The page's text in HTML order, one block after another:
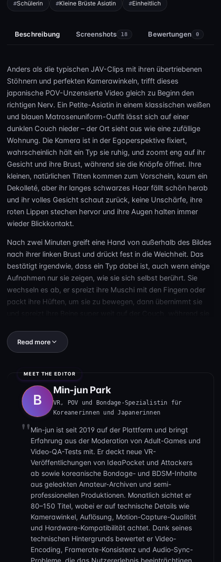
Schülerin Kleine Brüste Asiatin Einheitlich
Beschreibung Screenshots 18 Bewertungen 0
Anders als die typischen JAV-Clips mit ihren übertriebenen
Stöhnern und perfekten Kamerawinkeln, trifft dieses
japanische POV-Unzensierte Video gleich zu Beginn den
richtigen Nerv. Ein Petite-Asiatin in einem klassischen weißen
und blauen Matrosenuniform-Outfit lässt sich auf einer
dunklen Couch nieder – der Ort sieht aus wie eine zufällige
Wohnung. Die Kamera ist in der Egoperspektive fixiert,
wahrscheinlich hält ein Typ sie ruhig, und zoomt eng auf ihr
Gesicht und ihre Brust, während sie die Knöpfe öffnet. Ihre
kleinen, natürlichen Titten kommen zum Vorschein, kaum ein
Dekolleté, aber ihr langes schwarzes Haar fällt schön herab
und ihr volles Gesicht schaut zurück, keine Unschärfe, ihre
roten Lippen stechen hervor und ihre Augen halten immer
wieder Blickkontakt.
Nach zwei Minuten greift eine Hand von außerhalb des Bildes
nach ihrer linken Brust und drückt fest in die Weichheit. Das
bestätigt irgendwie, dass ein Typ dabei ist, auch wenn einige
Aufnahmen nur sie zeigen, wie sie sich selbst berührt. Sie
wechseln es ab, er spreizt ihre Muschi mit den Fingern oder
packt ihre Hüften, um sie zu bewegen, dann übernimmt sie
Knarren vom Sofa, was die Bewegung noch echter wirken
lässt.
hochgeschoben oder das Oberteil am Hals verknotet, was
diesen Schulmädchen-Cosplay-Look mit echter Amateur-
Energie mischt. Ehrlich gesagt, schlägt es das
überproduzierte Studio-Zeug. Das Licht ist ungleichmäßig,
manchmal wirken die Aufnahmen handgehalten, was diesem
Nampa-Pickup-Rohheit verleiht, die einen reinzieht.
Bei der 8-Minuten-Marke zieht sie ihr Höschen bis zu den
Oberschenkeln und beginnt, ihre Muschi zu fingern, während
der Typ die Kamera für eine bessere Sicht justiert. Es gibt
keinen Creampie-Abschluss, aber es geht hier um das direkte
Muschispiel und ihren Dialog. Der Blickkontakt bleibt während
der heißen Momente bestehen, was die Verbindung zu dieser
Petite-Asiatin mit unzensiert gezeigtem Gesicht noch
intensiver macht.
Read more
Min-jun Park
VR, POV und Bondage-Spezialistin für
Koreanerinnen und Japanerinnen
Min-jun ist seit 2019 auf der Plattform und bringt
Erfahrung aus der Moderation von Adult-Games und
Video-QA-Tests mit. Er deckt neue VR-
Veröffentlichungen von IdeaPocket und Attackers
ab sowie koreanische Bondage- und BDSM-Inhalte
aus geleakten Amateur-Archiven und semi-
professionellen Produktionen. Monatlich sichtet er
80–150 Titel, wobei er auf technische Details wie
Kamerawinkel, Auflösung, Motion-Capture-Qualität
und Hardware-Kompatibilität achtet. Dank seines
technischen Hintergrunds bewertet er Video-
Encoding, Framerate-Konsistenz und Audio-Sync-
Probleme, die das Nutzererlebnis beeinträchtigen.